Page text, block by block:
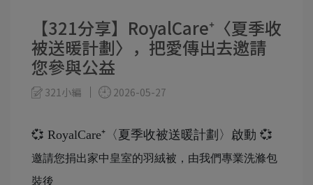
【321分享】RoyalCare⁺〈夏季收
被送暖計劃〉，把愛傳出去邀請
您參與公益
321小編 2026-05-27
💞 RoyalCare⁺〈夏季收被送暖計劃〉啟動 💞
邀請您捐出家中皇室的羽絨被，由我們專業洗滌包
裝後